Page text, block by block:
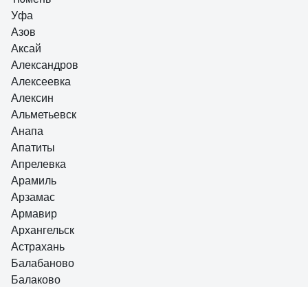
Уфа
Азов
Аксай
Александров
Алексеевка
Алексин
Альметьевск
Анапа
Апатиты
Апрелевка
Арамиль
Арзамас
Армавир
Архангельск
Астрахань
Балабаново
Балаково